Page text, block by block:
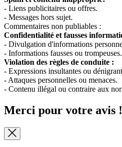
- Liens publicitaires ou offres.
- Messages hors sujet.
Commentaires non publiables :
Confidentialité et fausses
- Divulgation d'informations
- Informations fausses ou trompeuses.
Violation des règles de conduite :
- Expressions insultantes ou
- Attaques personnelles ou menaces.
- Contenu illégal ou contraire aux
Merci pour votre avis !